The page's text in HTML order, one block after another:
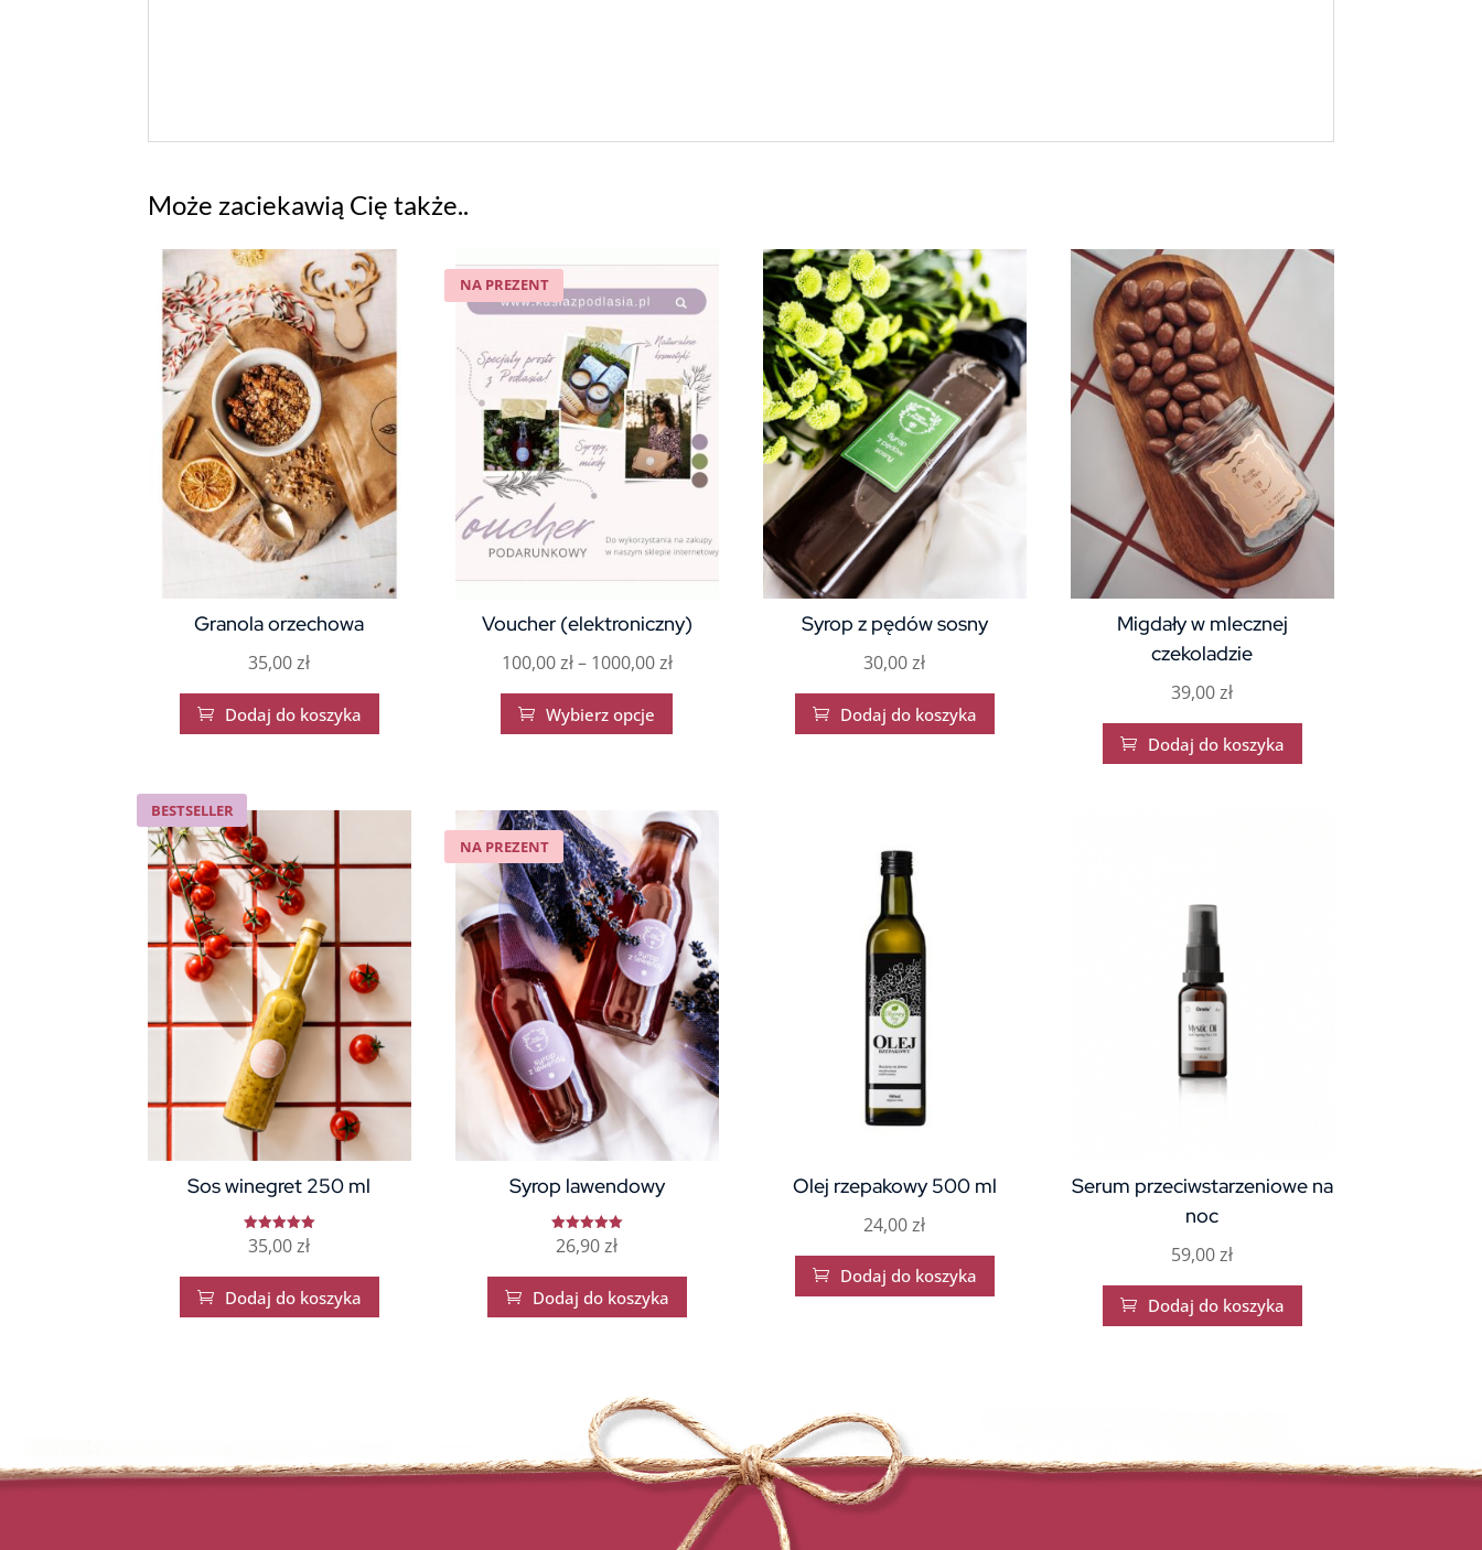
Może zaciekawią Cię także..
Granola orzechowa
35,00zł
 Dodaj do koszyka
NA PREZENT
Voucher (elektroniczny)
100,00zł– 1000,00złZakres
cen:
1000,00 zł
 Wybierz opcje
Ten
Opcje
można
wybrać
na
stronie
produktu
Syrop z pędów sosny
30,00zł
 Dodaj do koszyka
Migdały w mlecznej
czekoladzie
39,00zł
 Dodaj do koszyka
BESTSELLER
Sos winegret 250 ml
Oceniono
5.00
35,00zł
 Dodaj do koszyka
NA PREZENT
Syrop lawendowy
Oceniono
5.00
26,90zł
 Dodaj do koszyka
Olej rzepakowy 500 ml
24,00zł
 Dodaj do koszyka
Serum przeciwstarzeniowe na
noc
59,00zł
 Dodaj do koszyka